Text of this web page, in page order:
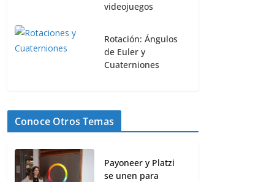
videojuegos
Rotación: Ángulos
de Euler y
Cuaterniones
Conoce Otros Temas
Payoneer y Platzi
se unen para